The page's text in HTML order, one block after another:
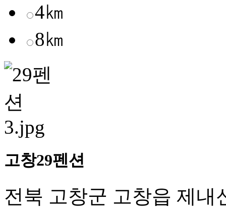
4㎞
8㎞
고창29펜션
전북 고창군 고창읍 제내